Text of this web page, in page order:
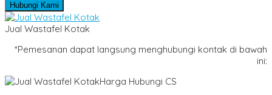
Hubungi Kami
Jual Wastafel Kotak
*Pemesanan dapat langsung menghubungi kontak di bawah
ini:
Harga Hubungi CS